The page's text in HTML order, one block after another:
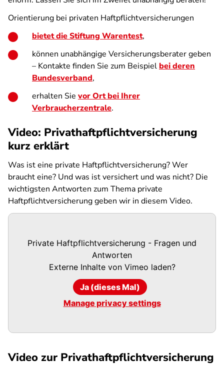
Orientierung bei privaten Haftpflichtversicherungen
bietet die Stiftung Warentest,
können unabhängige Versicherungsberater geben
– Kontakte finden Sie zum Beispiel bei deren
Bundesverband,
erhalten Sie vor Ort bei Ihrer
Verbraucherzentrale.
Video: Privathaftpflichtversicherung
kurz erklärt
Was ist eine private Haftpflichtversicherung? Wer
braucht eine? Und was ist versichert und was nicht? Die
wichtigsten Antworten zum Thema private
Haftpflichtversicherung geben wir in diesem Video.
Private Haftpflichtversicherung - Fragen und
Antworten
Externe Inhalte von Vimeo laden?
Ja (dieses Mal)
Manage privacy settings
Video zur Privathaftpflichtversicherung